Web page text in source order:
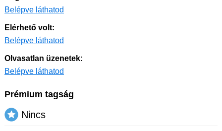
Belépve láthatod
Elérhető volt:
Belépve láthatod
Olvasatlan üzenetek:
Belépve láthatod
Prémium tagság
Nincs